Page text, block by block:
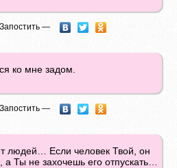
Запостить —
ко мне задом.
Запостить —
людей… Если человек Твой, он
а Ты не захочешь его отпускать…